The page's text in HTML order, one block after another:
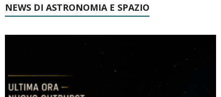
NEWS DI ASTRONOMIA E SPAZIO